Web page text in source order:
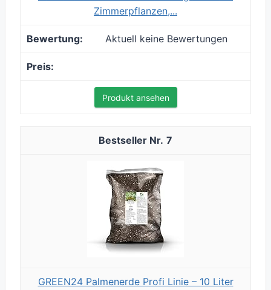
Zimmerpflanzen,...
Aktuell keine Bewertungen
Produkt ansehen
7
GREEN24 Palmenerde Profi Linie – 10 Liter